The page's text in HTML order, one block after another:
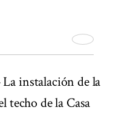
instalación de la
techo de la Casa